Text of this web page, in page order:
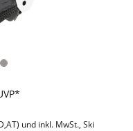
und inkl. MwSt., Ski